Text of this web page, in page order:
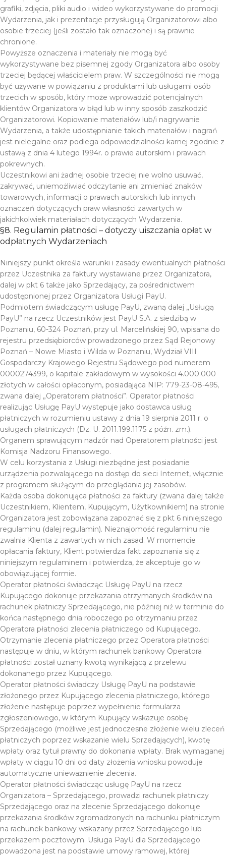
grafiki, zdjęcia, pliki audio i wideo wykorzystywane do promocji
Wydarzenia, jak i prezentacje przysługują Organizatorowi albo
osobie trzeciej (jeśli zostało tak oznaczone) i są prawnie
chronione.
Powyższe oznaczenia i materiały nie mogą być
wykorzystywane bez pisemnej zgody Organizatora albo osoby
trzeciej będącej właścicielem praw. W szczególności nie mogą
być używane w powiązaniu z produktami lub usługami osób
trzecich w sposób, który może wprowadzić potencjalnych
klientów Organizatora w błąd lub w inny sposób zaszkodzić
Organizatorowi. Kopiowanie materiałów lub/i nagrywanie
Wydarzenia, a także udostępnianie takich materiałów i nagrań
jest nielegalne oraz podlega odpowiedzialności karnej zgodnie z
ustawą z dnia 4 lutego 1994r. o prawie autorskim i prawach
pokrewnych.
Uczestnikowi ani żadnej osobie trzeciej nie wolno usuwać,
zakrywać, uniemożliwiać odczytanie ani zmieniać znaków
towarowych, informacji o prawach autorskich lub innych
oznaczeń dotyczących praw własności zawartych w
jakichkolwiek materiałach dotyczących Wydarzenia.
§8. Regulamin płatności – dotyczy uiszczania opłat w
odpłatnych Wydarzeniach
Niniejszy punkt określa warunki i zasady ewentualnych płatności
przez Uczestnika za faktury wystawiane przez Organizatora,
dalej w pkt 6 także jako Sprzedający, za pośrednictwem
udostępnionej przez Organizatora Usługi PayU.
Podmiotem świadczącym usługę PayU, zwaną dalej „Usługą
PayU” na rzecz Uczestników jest PayU S.A. z siedzibą w
Poznaniu, 60-324 Poznań, przy ul. Marcelińskiej 90, wpisana do
rejestru przedsiębiorców prowadzonego przez Sąd Rejonowy
Poznań – Nowe Miasto i Wilda w Poznaniu, Wydział VIII
Gospodarczy Krajowego Rejestru Sądowego pod numerem
0000274399, o kapitale zakładowym w wysokości 4.000.000
złotych w całości opłaconym, posiadająca NIP: 779-23-08-495,
zwana dalej „Operatorem płatności”. Operator płatności
realizując Usługę PayU występuje jako dostawca usług
płatniczych w rozumieniu ustawy z dnia 19 sierpnia 2011 r. o
usługach płatniczych (Dz. U. 2011.199.1175 z późn. zm.).
Organem sprawującym nadzór nad Operatorem płatności jest
Komisja Nadzoru Finansowego.
W celu korzystania z Usługi niezbędne jest posiadanie
urządzenia pozwalającego na dostęp do sieci Internet, włącznie
z programem służącym do przeglądania jej zasobów.
Każda osoba dokonująca płatności za faktury (zwana dalej także
Uczestnikiem, Klientem, Kupującym, Użytkownikiem) na stronie
Organizatora jest zobowiązana zapoznać się z pkt 6 niniejszego
regulaminu (dalej regulamin). Nieznajomość regulaminu nie
zwalnia Klienta z zawartych w nich zasad. W momencie
opłacania faktury, Klient potwierdza fakt zapoznania się z
niniejszym regulaminem i potwierdza, że akceptuje go w
obowiązującej formie.
Operator płatności świadcząc Usługę PayU na rzecz
Kupującego dokonuje przekazania otrzymanych środków na
rachunek płatniczy Sprzedającego, nie później niż w terminie do
końca następnego dnia roboczego po otrzymaniu przez
Operatora płatności zlecenia płatniczego od Kupującego.
Otrzymanie zlecenia płatniczego przez Operatora płatności
następuje w dniu, w którym rachunek bankowy Operatora
płatności został uznany kwotą wynikającą z przelewu
dokonanego przez Kupującego.
Operator płatności świadczy Usługę PayU na podstawie
złożonego przez Kupującego zlecenia płatniczego, którego
złożenie następuje poprzez wypełnienie formularza
zgłoszeniowego, w którym Kupujący wskazuje osobę
Sprzedającego (możliwe jest jednoczesne złożenie wielu zleceń
płatniczych poprzez wskazanie wielu Sprzedających), kwotę
wpłaty oraz tytuł prawny do dokonania wpłaty. Brak wymaganej
wpłaty w ciągu 10 dni od daty złożenia wniosku powoduje
automatyczne unieważnienie zlecenia.
Operator płatności świadcząc usługę PayU na rzecz
Organizatora – Sprzedającego, prowadzi rachunek płatniczy
Sprzedającego oraz na zlecenie Sprzedającego dokonuje
przekazania środków zgromadzonych na rachunku płatniczym
na rachunek bankowy wskazany przez Sprzedającego lub
przekazem pocztowym. Usługa PayU dla Sprzedającego
powadzona jest na podstawie umowy ramowej, której